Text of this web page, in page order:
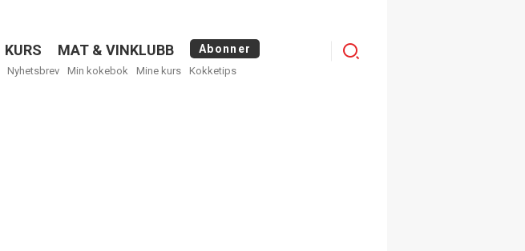
KURS MAT & VINKLUBB Abonner
Nyhetsbrev Min kokebok Mine kurs Kokketips
Logg